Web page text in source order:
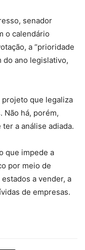
senador
o calendário
a “prioridade
do ano legislativo,
projeto que legaliza
Não há, porém,
a análise adiada.
que impede a
por meio de
a vender, a
de empresas.